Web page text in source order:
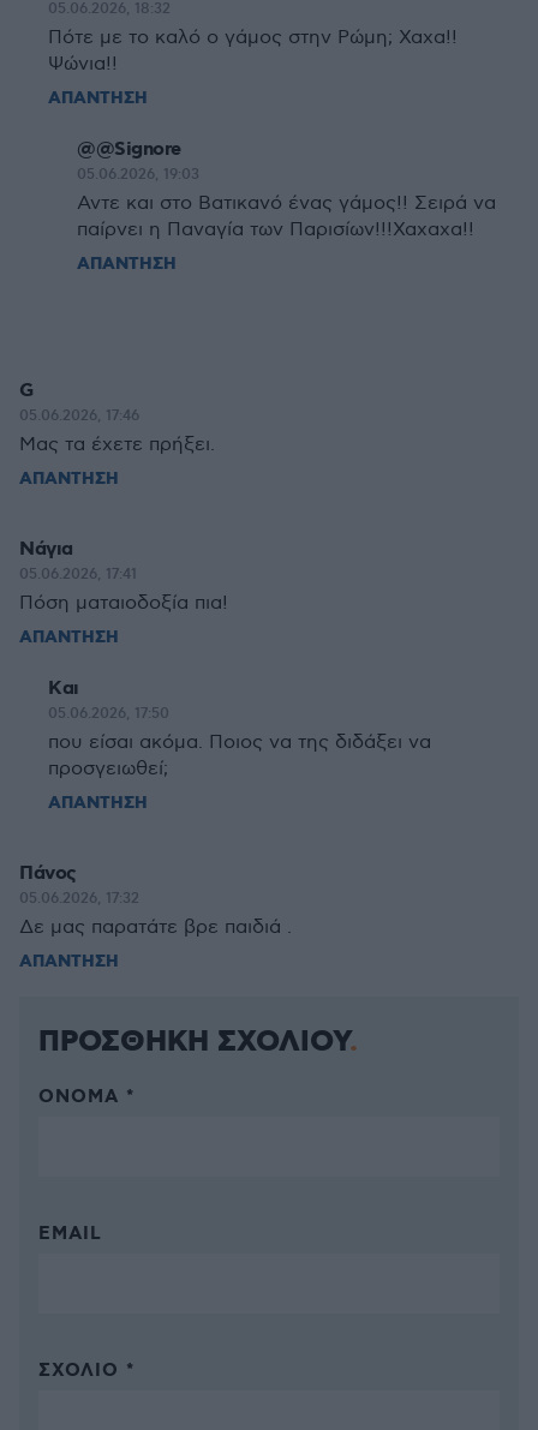
05.06.2026, 18:32
Πότε με το καλό ο γάμος στην Ρώμη; Χαχα!!
Ψώνια!!
ΑΠΑΝΤΗΣΗ
@@Signore
05.06.2026, 19:03
Αντε και στο Βατικανό ένας γάμος!! Σειρά να
παίρνει η Παναγία των Παρισίων!!!Χαχαχα!!
ΑΠΑΝΤΗΣΗ
G
05.06.2026, 17:46
Μας τα έχετε πρήξει.
ΑΠΑΝΤΗΣΗ
Νάγια
05.06.2026, 17:41
Πόση ματαιοδοξία πια!
ΑΠΑΝΤΗΣΗ
Kαι
05.06.2026, 17:50
που είσαι ακόμα. Ποιος να της διδάξει να
προσγειωθεί;
ΑΠΑΝΤΗΣΗ
Πάνος
05.06.2026, 17:32
Δε μας παρατάτε βρε παιδιά .
ΑΠΑΝΤΗΣΗ
ΠΡΟΣΘΗΚΗ ΣΧΟΛΙΟΥ
ΌΝΟΜΑ *
EMAIL
ΣΧΌΛΙΟ *